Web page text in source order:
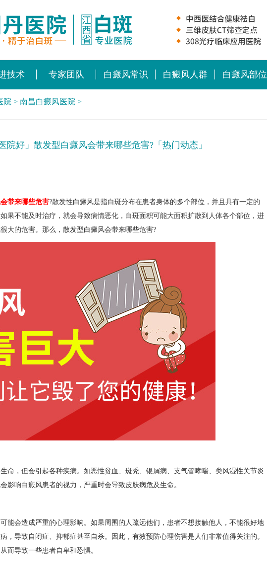
技术 专家团队 白癜风常识 白癜风人群 白癜风部位
院 > 南昌白癜风医院 >
院好」散发型白癜风会带来哪些危害?「热门动态」
带来哪些危害?散发性白癜风是指白斑分布在患者身体的多个部位，并且具有一定的
果不能及时治疗，就会导致病情恶化，白斑面积可能大面积扩散到人体各个部位，进
大的危害。那么，散发型白癜风会带来哪些危害?
，但会引起各种疾病。如恶性贫血、斑秃、银屑病、支气管哮喘、类风湿性关节炎
影响白癜风患者的视力，严重时会导致皮肤病危及生命。
会造成严重的心理影响。如果周围的人疏远他们，患者不想接触他人，不能很好地
，导致自闭症、抑郁症甚至自杀。因此，有效预防心理伤害是人们非常值得关注的。
而导致一些患者自卑和恐惧。